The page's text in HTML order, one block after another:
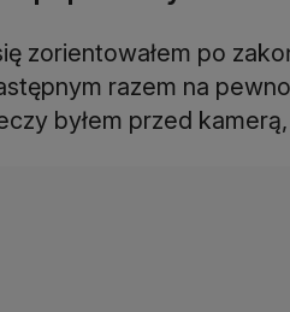
zorientowałem po
razem na
byłem przed